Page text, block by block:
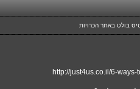
בולט באתר הכרויות
http://just4us.co.il/6-